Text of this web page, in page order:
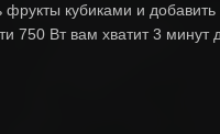
кубиками и
Вт вам хватит 3 минут